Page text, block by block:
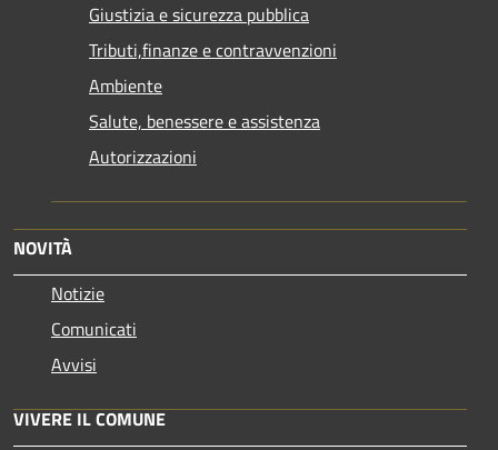
Giustizia e sicurezza pubblica
Tributi,finanze e contravvenzioni
Ambiente
Salute, benessere e assistenza
Autorizzazioni
NOVITÀ
Notizie
Comunicati
Avvisi
VIVERE IL COMUNE